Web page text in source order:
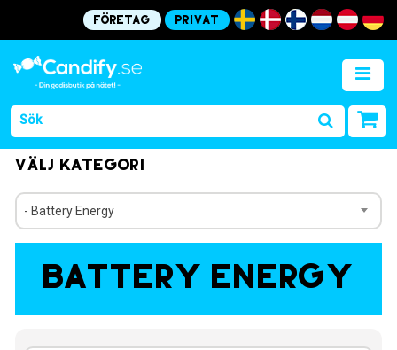
Företag Privat
Välj kategori
- Battery Energy
Battery Energy